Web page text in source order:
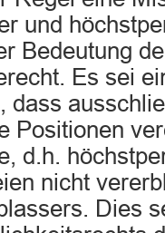
und
Bedeutung
Es sei
dass
Positionen
d.h.
nicht
Dies